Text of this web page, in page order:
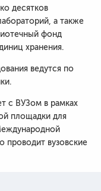
десятков
а также
фонд
хранения.
ведутся по
с ВУЗом в рамках
площадки для
вузовские